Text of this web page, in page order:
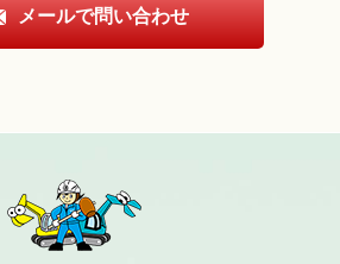
メールで問い合わせ